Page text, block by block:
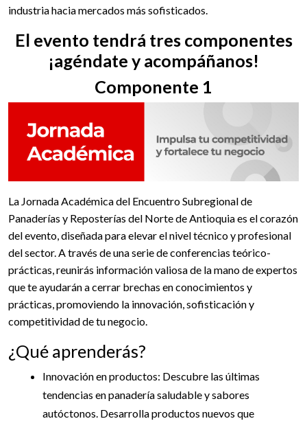
industria hacia mercados más sofisticados.
El evento tendrá tres componentes
¡agéndate y acompáñanos!
Componente 1
La Jornada Académica del Encuentro Subregional de
Panaderías y Reposterías del Norte de Antioquia es el corazón
del evento, diseñada para elevar el nivel técnico y profesional
del sector. A través de una serie de conferencias teórico-
prácticas, reunirás información valiosa de la mano de expertos
que te ayudarán a cerrar brechas en conocimientos y
prácticas, promoviendo la innovación, sofisticación y
competitividad de tu negocio.
¿Qué aprenderás?
Innovación en productos: Descubre las últimas
tendencias en panadería saludable y sabores
autóctonos. Desarrolla productos nuevos que